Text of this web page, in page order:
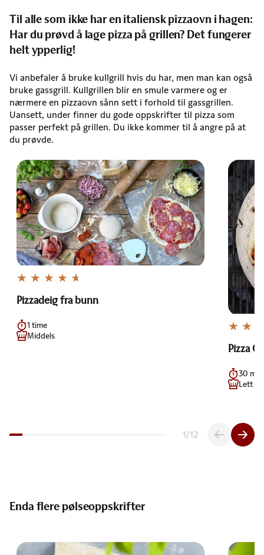
Til alle som ikke har en italiensk pizzaovn i hagen:
Har du prøvd å lage pizza på grillen? Det fungerer
helt ypperlig!
Vi anbefaler å bruke kullgrill hvis du har, men man kan også
bruke gassgrill. Kullgrillen blir en smule varmere og er
nærmere en pizzaovn sånn sett i forhold til gassgrillen.
Uansett, under finner du gode oppskrifter til pizza som
passer perfekt på grillen. Du ikke kommer til å angre på at
du prøvde.
Pizzadeig fra bunn
1 time
Middels
Pizza
30
Lett
1/12
Enda flere pølseoppskrifter